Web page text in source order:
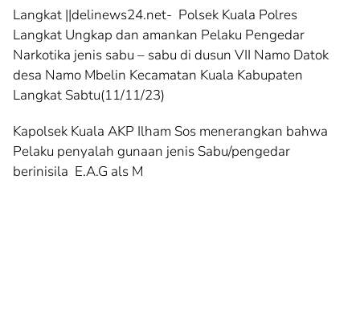
Langkat ||delinews24.net- Polsek Kuala Polres
Langkat Ungkap dan amankan Pelaku Pengedar
Narkotika jenis sabu – sabu di dusun VII Namo Datok
desa Namo Mbelin Kecamatan Kuala Kabupaten
Langkat Sabtu(11/11/23)
Kapolsek Kuala AKP Ilham Sos menerangkan bahwa
Pelaku penyalah gunaan jenis Sabu/pengedar
berinisila E.A.G als M